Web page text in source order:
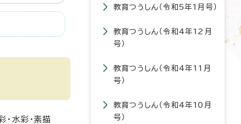
水彩・素描
教育つうしん（令和5年1月号）
教育つうしん（令和4年12月
号）
教育つうしん（令和4年11月
号）
教育つうしん（令和4年10月
号）